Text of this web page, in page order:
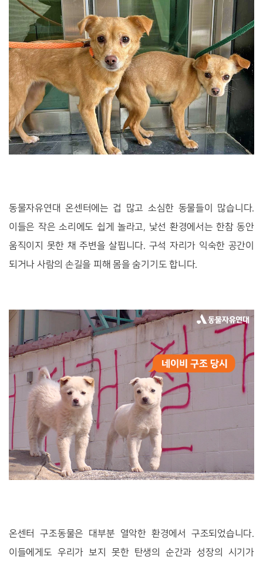
동물자유연대 온센터에는 겁 많고 소심한 동물들이 많습니다.
이들은 작은 소리에도 쉽게 놀라고, 낯선 환경에서는 한참 동안
움직이지 못한 채 주변을 살핍니다. 구석 자리가 익숙한 공간이
되거나 사람의 손길을 피해 몸을 숨기기도 합니다.
온센터 구조동물은 대부분 열악한 환경에서 구조되었습니다.
이들에게도 우리가 보지 못한 탄생의 순간과 성장의 시기가